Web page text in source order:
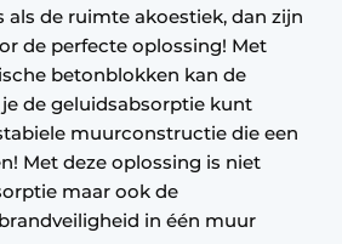
als de ruimte akoestiek, dan zijn
de perfecte oplossing! Met
betonblokken kan de
de geluidsabsorptie kunt
muurconstructie die een
Met deze oplossing is niet
maar ook de
in één muur